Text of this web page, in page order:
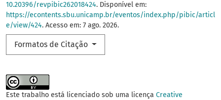
10.20396/revpibic262018424. Disponível em:
https://econtents.sbu.unicamp.br/eventos/index.php/pibic/articl
e/view/424. Acesso em: 7 ago. 2026.
Formatos de Citação
Este trabalho está licenciado sob uma licença Creative